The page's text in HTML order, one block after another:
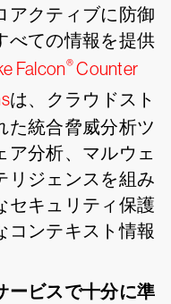
アクティブに防御
べての情報を提供
Falcon®Counter
は、クラウドスト
た統合脅威分析ツ
ア分析、マルウェ
リジェンスを組み
セキュリティ保護
コンテキスト情報
ービスで十分に準